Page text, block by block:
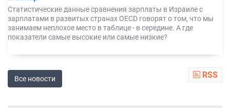
Статистические данные сравнения зарплаты в Израиле с
зарплатами в развитых странах OECD говорят о том, что мы
занимаем неплохое место в таблице - в середине. А где
показатели самые высокие или самые низкие?
RSS
Все новости